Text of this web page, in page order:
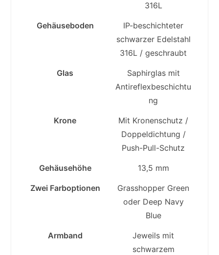
316L
Gehäuseboden
IP-beschichteter
schwarzer Edelstahl
316L / geschraubt
Glas
Saphirglas mit
Antireflexbeschichtu
ng
Krone
Mit Kronenschutz /
Doppeldichtung /
Push-Pull-Schutz
Gehäusehöhe 13,5 mm
Zwei Farboptionen
Grasshopper Green
oder Deep Navy
Blue
Armband
Jeweils mit
schwarzem